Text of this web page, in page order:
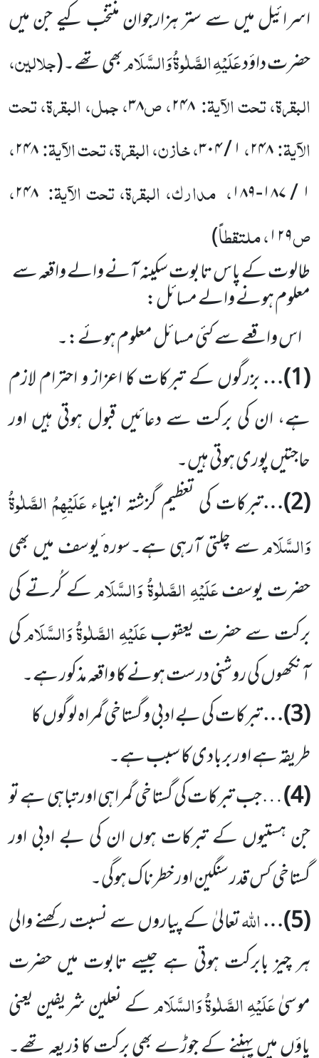
اسرائیل میں سے ستر ہزارجوان منتخب کیے جن میں
حضرت داؤدعَلَیْہِ الصَّلٰوۃُ وَالسَّلَامبھی تھے۔(جلالین،
البقرۃ، تحت الآیۃ:۲۴۸، ص۳۸، جمل، البقرۃ، تحت
الآیۃ:۲۴۸،۱/۳۰۴، خازن، البقرۃ، تحت الآیۃ:۲۴۸،
۱/۱۸۷-۱۸۹، مدارک، البقرۃ، تحت الآیۃ: ۲۴۸،
ص۱۲۹، ملتقطاً)
طالوت کے پاس تابوت سکینہ آنے والے واقعہ سے
معلوم ہونے والے مسائل:
اس واقعے سے کئی مسائل معلوم ہوئے:۔
(
1
)…بزرگوں کے تبرکات کا اعزاز و احترام لازم
ہے، ان کی برکت سے دعائیں قبول ہوتی ہیں اور
حاجتیں پوری ہوتی ہیں۔
(
2
)…تبرکات کی تعظیم گزشتہ انبیاءعَلَیْہِمُ الصَّلٰوۃُ
وَالسَّلَامسے چلتی آرہی ہے۔سورہ ٔیوسف میں بھی
حضرتیوسفعَلَیْہِ الصَّلٰوۃُ وَالسَّلَامکے کُرتے کی
برکت سے حضرت یعقوبعَلَیْہِ الصَّلٰوۃُ وَالسَّلَامکی
آنکھوں کی روشنی درست ہونےکا واقعہ مذکور ہے۔
(
3
)…تبرکات کی بے ادبی و گستاخی گمراہ لوگوں کا
طریقہ ہے اور بربادی کا سبب ہے۔
(
4
)
…جب تبرکات کی گستاخی گمراہی اور تباہی ہے تو
جن ہستیوں کے تبرکات ہوں ان کی بے ادبی اور
گستاخیکس قدر سنگین اور خطرناک ہوگی۔
(
5
)…اللہتعالیٰ کے پیاروں سے نسبت رکھنے والی
ہر چیز بابرکت ہوتی ہے جیسے تابوت میں حضرت
موسیٰعَلَیْہِالصَّلٰوۃُ وَالسَّلَامکے نعلین شریفین یعنی
پاؤں میں پہننے کے جوڑے بھی برکت کا ذریعہ تھے۔